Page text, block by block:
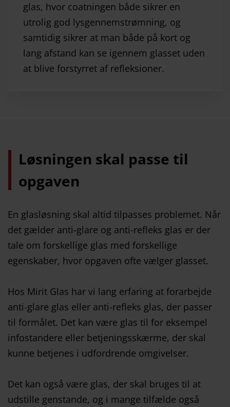
glas, hvor coatningen både sikrer en
utrolig god lysgennemstrømning, og
samtidig sikrer at man både på kort og
lang afstand kan se igennem glasset uden
at blive forstyrret af refleksioner.
Løsningen skal passe til
opgaven
En glasløsning skal altid tilpasses problemet. Når
det gælder anti-glare og anti-refleks glas er der
tale om forskellige glas med forskellige
egenskaber, hvor opgaven ofte vælger glasset.
Hos Mirit Glas har vi lang erfaring at forarbejde
anti-glare glas eller anti-refleks glas, der passer
til formålet. Det kan være glas til for eksempel
infostandere eller betjeningsskærme, der skal
kunne betjenes i udfordrende omgivelser.
Det kan også være glas, der skal bruges til at
udstille genstande, og i mange tilfælde også